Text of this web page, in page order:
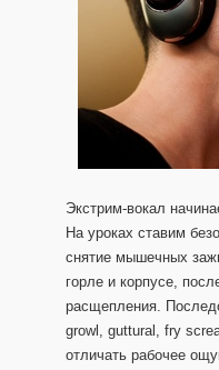
Экстрим-вокал
На уроках ставим
снятие мышечных
горле и корпусе,
расщепления.
growl, guttural, fry
отличать рабочее